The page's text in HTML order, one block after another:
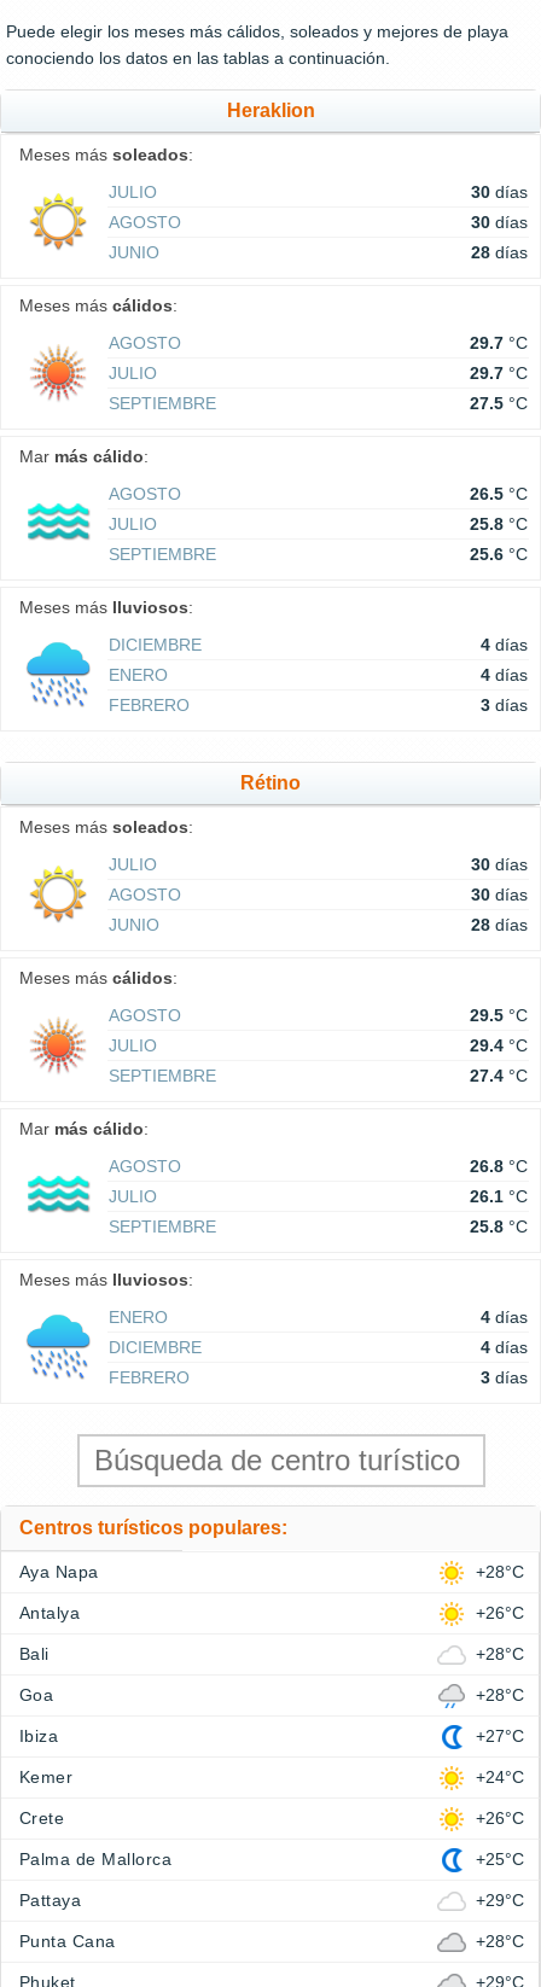
Puede elegir los meses más cálidos, soleados y mejores de playa
conociendo los datos en las tablas a continuación.
Heraklion
Meses más soleados:
JULIO
30 días
AGOSTO
30 días
JUNIO
28 días
Meses más cálidos:
AGOSTO
29.7 °C
JULIO
29.7 °C
SEPTIEMBRE
27.5 °C
Mar más cálido:
AGOSTO
26.5 °C
JULIO
25.8 °C
SEPTIEMBRE
25.6 °C
Meses más lluviosos:
DICIEMBRE
4 días
ENERO
4 días
FEBRERO
3 días
Rétino
Meses más soleados:
JULIO
30 días
AGOSTO
30 días
JUNIO
28 días
Meses más cálidos:
AGOSTO
29.5 °C
JULIO
29.4 °C
SEPTIEMBRE
27.4 °C
Mar más cálido:
AGOSTO
26.8 °C
JULIO
26.1 °C
SEPTIEMBRE
25.8 °C
Meses más lluviosos:
ENERO
4 días
DICIEMBRE
4 días
FEBRERO
3 días
Centros turísticos populares:
Aya Napa +28°C
Antalya +26°C
Bali +28°C
Goa +28°C
Ibiza +27°C
Kemer +24°C
Crete +26°C
Palma de Mallorca +25°C
Pattaya +29°C
Punta Cana +28°C
Phuket +29°C